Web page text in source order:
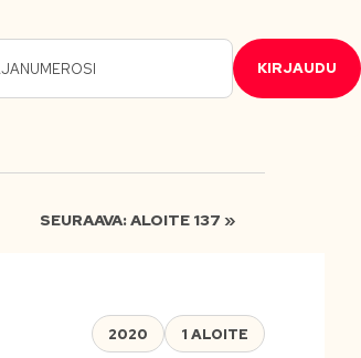
KIRJAUDU
SEURAAVA: ALOITE 137 »
2020 1 ALOITE